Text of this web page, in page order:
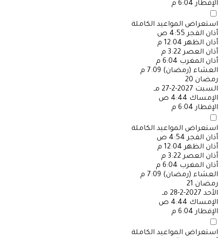
الإفطار 6:04 م
استعراض المواعيد الكاملة
أذان الفجر 4:55 ص
أذان الظهر 12:04 م
أذان العصر 3:22 م
أذان المغرب 6:04 م
العشاء (رمضان) 7:09 م
رمضان 20
السبت 2027-2-27 مـ
الإمساك 4:44 ص
الإفطار 6:04 م
استعراض المواعيد الكاملة
أذان الفجر 4:54 ص
أذان الظهر 12:04 م
أذان العصر 3:22 م
أذان المغرب 6:04 م
العشاء (رمضان) 7:09 م
رمضان 21
الأحد 2027-2-28 مـ
الإمساك 4:44 ص
الإفطار 6:04 م
استعراض المواعيد الكاملة